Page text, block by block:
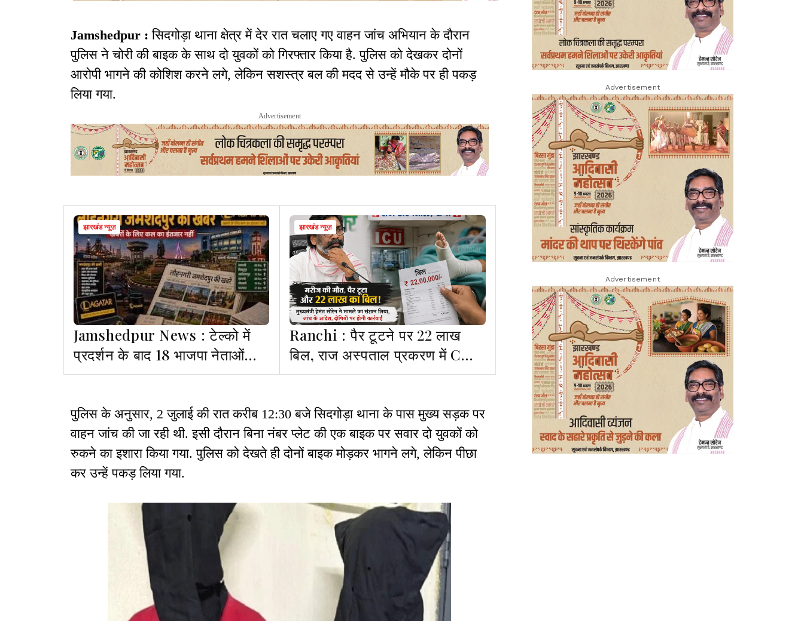
Jamshedpur :सिदगोड़ा थाना क्षेत्र में देर रात चलाए गए वाहन जांच अभियान के दौरान
पुलिस ने चोरी की बाइक के साथ दो युवकों को गिरफ्तार किया है. पुलिस को देखकर दोनों
आरोपी भागने की कोशिश करने लगे, लेकिन सशस्त्र बल की मदद से उन्हें मौके पर ही पकड़
लिया गया.
Advertisement
झारखंड न्यूज़
Jamshedpur News : टेल्को में
प्रदर्शन के बाद 18 भाजपा नेताओं
समेत 10-12 पर FIR
झारखंड न्यूज़
Ranchi : पैर टूटने पर 22 लाख
बिल, राज अस्पताल प्रकरण में CM
ने दिया जांच का आदेश
पुलिस के अनुसार, 2 जुलाई की रात करीब 12:30 बजे सिदगोड़ा थाना के पास मुख्य सड़क पर
वाहन जांच की जा रही थी. इसी दौरान बिना नंबर प्लेट की एक बाइक पर सवार दो युवकों को
रुकने का इशारा किया गया. पुलिस को देखते ही दोनों बाइक मोड़कर भागने लगे, लेकिन पीछा
कर उन्हें पकड़ लिया गया.
Advertisement
Advertisement